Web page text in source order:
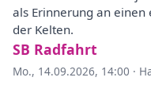
als Erinnerung an einen
der Kelten.
SB Radfahrt
Mo., 14.09.2026, 14:00 ·